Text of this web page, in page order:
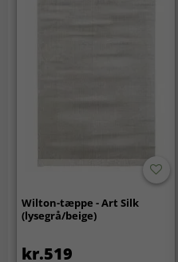
Wilton-tæppe - Art Silk
(lysegrå/beige)
kr.519